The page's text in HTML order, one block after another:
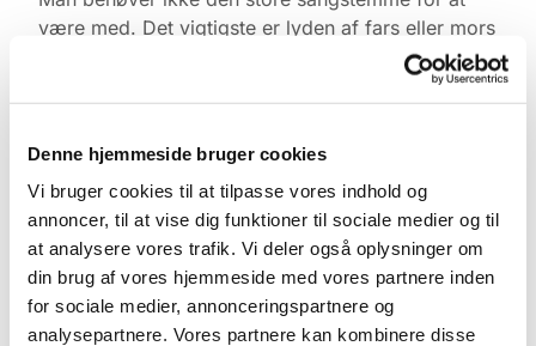
Denne hjemmeside bruger cookies
Vi bruger cookies til at tilpasse vores indhold og
annoncer, til at vise dig funktioner til sociale medier og til
at analysere vores trafik. Vi deler også oplysninger om
din brug af vores hjemmeside med vores partnere inden
for sociale medier, annonceringspartnere og
analysepartnere. Vores partnere kan kombinere disse
være med. Det vigtigste er lyden af fars eller mors
stemme, legen, nærværet og øjenkontakten.
Tilmelding & information
Yderligere info kan ske til korleder Sanja Lykke
Albrekt på mail: sanja.albrekt@gmail.com eller på
telefon 55 25 16 51 (ring/sms).
Den1. maj er der mulighed for at invitere familie
og venner til at komme og se,
hvad vi har lavet. Det erkl. 16:30denne dag.